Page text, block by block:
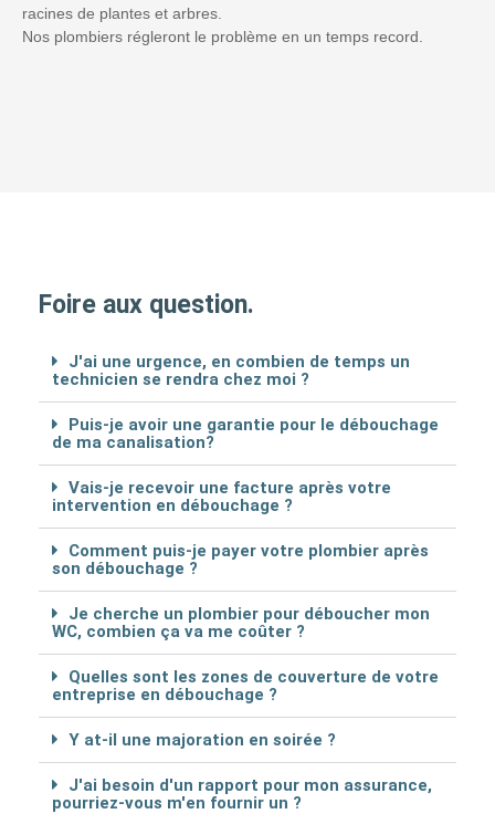
racines de plantes et arbres.
Nos plombiers régleront le problème en un temps record.
Foire aux question.
J'ai une urgence, en combien de temps un
technicien se rendra chez moi ?
Puis-je avoir une garantie pour le débouchage
de ma canalisation?
Vais-je recevoir une facture après votre
intervention en débouchage ?
Comment puis-je payer votre plombier après
son débouchage ?
Je cherche un plombier pour déboucher mon
WC, combien ça va me coûter ?
Quelles sont les zones de couverture de votre
entreprise en débouchage ?
Y at-il une majoration en soirée ?
J'ai besoin d'un rapport pour mon assurance,
pourriez-vous m'en fournir un ?